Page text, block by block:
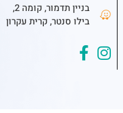
בניין תדמור, קומה 2,
בילו סנטר, קרית עקרון